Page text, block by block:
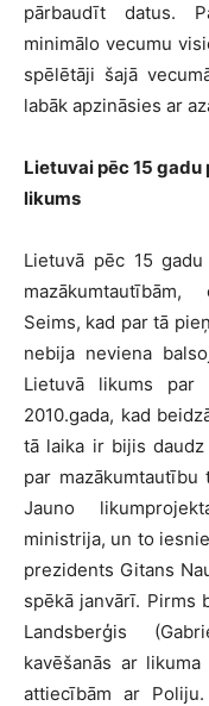
pārbaudīt datus.
minimālo vecumu
spēlētāji šajā
labāk apzināsies ar
Lietuvai pēc 15
likums
Lietuvā pēc 15
Seims, kad par tā
nebija neviena
Lietuvā likums par
2010.gada, kad
tā laika ir bijis
par
Jauno
ministrija, un to
prezidents Gitans
spēkā janvārī. Pirms
Landsberģis
kavēšanās ar
attiecībām ar